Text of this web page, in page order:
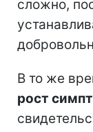
сложно,
В то же
рост